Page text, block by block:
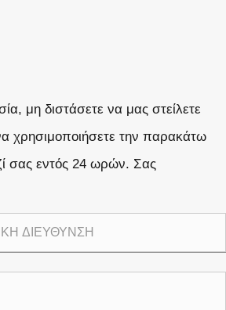
μη διστάσετε να μας στείλετε
χρησιμοποιήσετε την παρακάτω
σας εντός 24 ωρών. Σας